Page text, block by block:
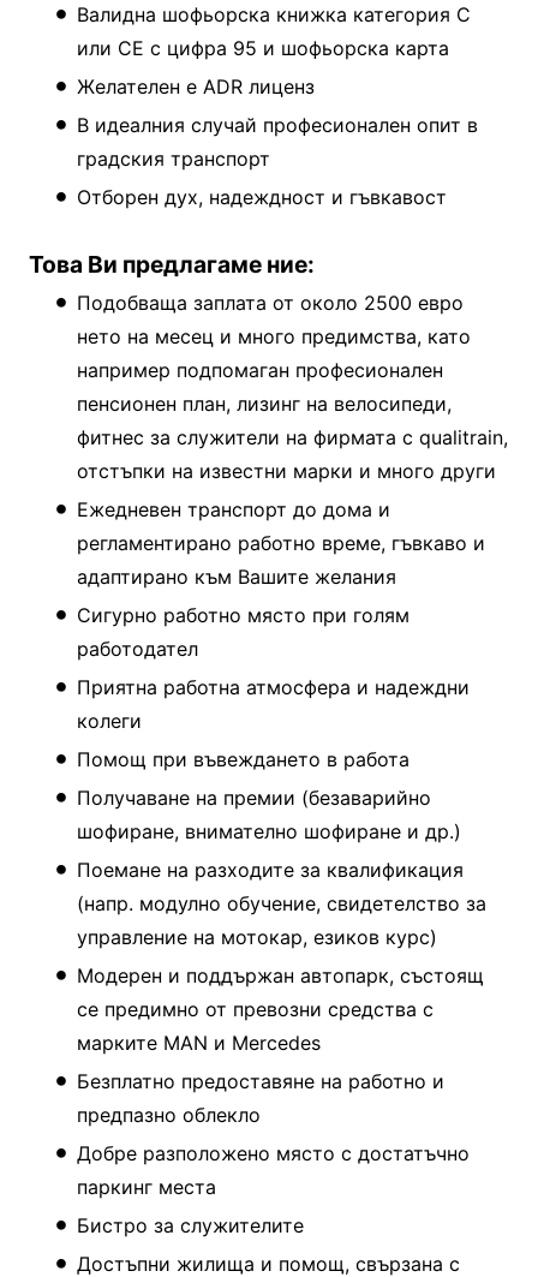
Валидна шофьорска книжка категория C
или CE с цифра 95 и шофьорска карта
Желателен е ADR лиценз
В идеалния случай професионален опит в
градския транспорт
Отборен дух, надеждност и гъвкавост
Това Ви предлагаме ние:
Подобваща заплата от около 2500 евро
нето на месец и много предимства, като
например подпомаган професионален
пенсионен план, лизинг на велосипеди,
фитнес за служители на фирмата с qualitrain,
отстъпки на известни марки и много други
Ежедневен транспорт до дома и
регламентирано работно време, гъвкаво и
адаптирано към Вашите желания
Сигурно работно място при голям
работодател
Приятна работна атмосфера и надеждни
колеги
Помощ при въвеждането в работа
Получаване на премии (безаварийно
шофиране, внимателно шофиране и др.)
Поемане на разходите за квалификация
(напр. модулно обучение, свидетелство за
управление на мотокар, езиков курс)
Модерен и поддържан автопарк, състоящ
се предимно от превозни средства с
марките MAN и Mercedes
Безплатно предоставяне на работно и
предпазно облекло
Добре разположено място с достатъчно
паркинг места
Бистро за служителите
Достъпни жилища и помощ, свързана с